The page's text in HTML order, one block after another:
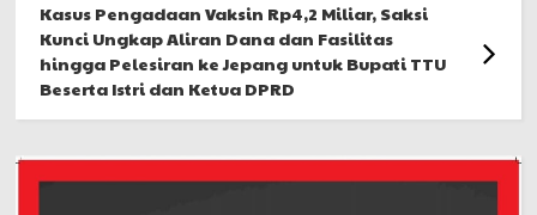
Kasus Pengadaan Vaksin Rp4,2 Miliar, Saksi
Kunci Ungkap Aliran Dana dan Fasilitas
hingga Pelesiran ke Jepang untuk Bupati TTU
Beserta Istri dan Ketua DPRD